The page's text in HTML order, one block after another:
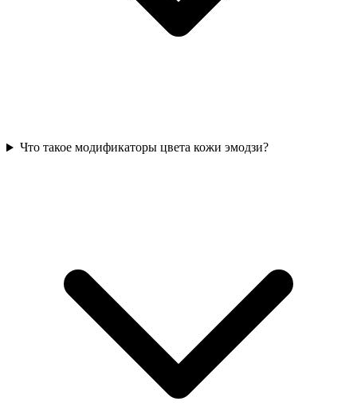
Что такое модификаторы цвета кожи эмодзи?